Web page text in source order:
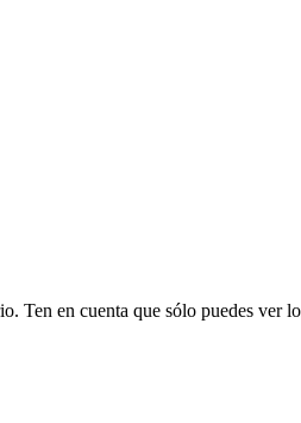
Ten en cuenta que sólo puedes ver